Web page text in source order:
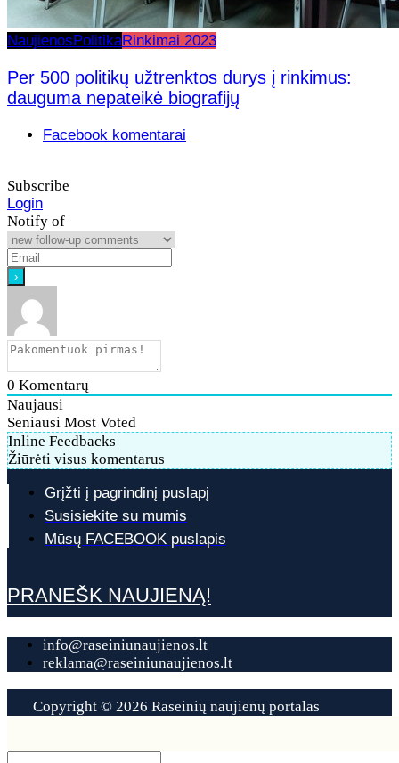
Naujienos PolitikaRinkimai 2023
Per 500 politikų užtrenktos durys į rinkimus:
dauguma nepateikė biografijų
Facebook komentarai
Subscribe
Login
Notify of
0 Komentarų
Naujausi
Seniausi Most Voted
Inline Feedbacks
Žiūrėti visus komentarus
Grįžti į pagrindinį puslapį
Susisiekite su mumis
Mūsų FACEBOOK puslapis
PRANEŠK NAUJIENĄ!
info@raseiniunaujienos.lt
reklama@raseiniunaujienos.lt
Copyright © 2026 Raseinių naujienų portalas
Contact